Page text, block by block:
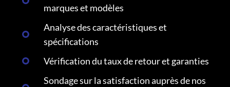
marques et modèles
Analyse des caractéristiques et
spécifications
Vérification du taux de retour et garanties
Sondage sur la satisfaction auprès de nos